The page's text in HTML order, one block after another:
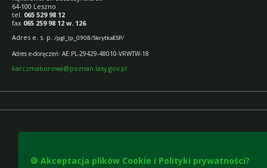
64-100 Leszno
tel. 065 529 98 12
fax 065 259 98 12 w. 126
Adres e. s. p. /pgl_lp_0908/SkrytkaESP/
Adres e-doręczeń: AE:PL-29429-48010-VRWTW-18
karczmaborowa@poznan.lasy.gov.pl
🍪 Akceptacja plików Cookie i Polityki prywatności?